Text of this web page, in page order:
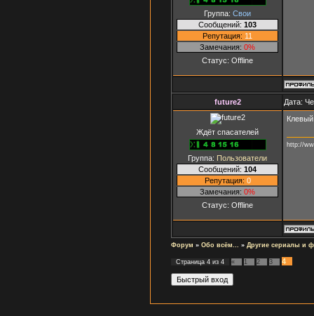
Группа: Свои
Сообщений: 103
Репутация: 11
Замечания: 0%
Статус: Offline
future2 Дата:
Ждёт спасателей
Группа: Пользователи
Сообщений: 104
Репутация: 0
Замечания: 0%
Статус: Offline
http://
Форум » Обо всём... » Другие сериалы и
Страница 4 из 4 « 1 2 3 4